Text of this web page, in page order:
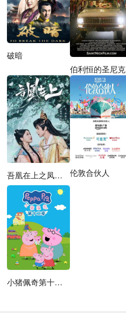
破暗
伯利恒的圣尼克
吾凰在上之凤御四方 伦敦合伙人
小猪佩奇第十二季国语